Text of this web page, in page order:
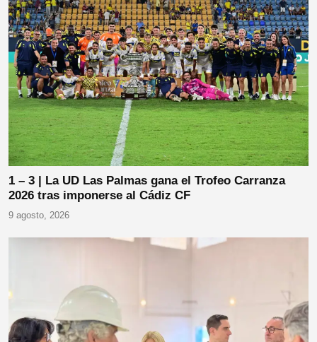
1 – 3 | La UD Las Palmas gana el Trofeo Carranza
2026 tras imponerse al Cádiz CF
9 agosto, 2026